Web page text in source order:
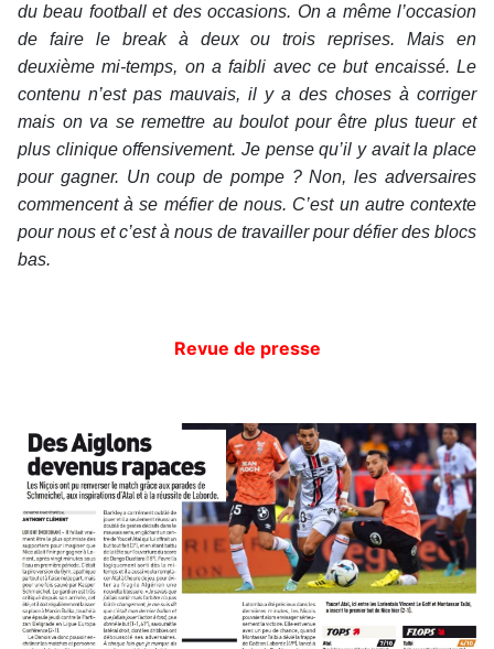
du beau football et des occasions. On a même l’occasion
de faire le break à deux ou trois reprises. Mais en
deuxième mi-temps, on a faibli avec ce but encaissé. Le
contenu n’est pas mauvais, il y a des choses à corriger
mais on va se remettre au boulot pour être plus tueur et
plus clinique offensivement. Je pense qu’il y avait la place
pour gagner. Un coup de pompe ? Non, les adversaires
commencent à se méfier de nous. C’est un autre contexte
pour nous et c’est à nous de travailler pour défier des blocs
bas.
Revue de presse